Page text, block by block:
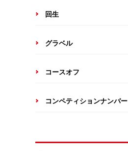
回生
グラベル
コースオフ
コンペティションナンバー